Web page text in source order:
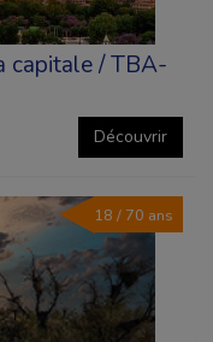
capitale / TBA-
Découvrir
18 / 70 ans